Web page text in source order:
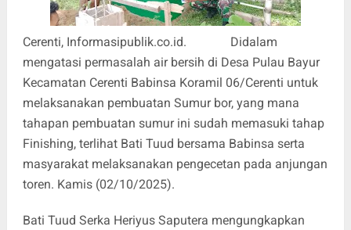
Cerenti, Informasipublik.co.id. Didalam
mengatasi permasalah air bersih di Desa Pulau Bayur
Kecamatan Cerenti Babinsa Koramil 06/Cerenti untuk
melaksanakan pembuatan Sumur bor, yang mana
tahapan pembuatan sumur ini sudah memasuki tahap
Finishing, terlihat Bati Tuud bersama Babinsa serta
masyarakat melaksanakan pengecetan pada anjungan
toren. Kamis (02/10/2025).
Bati Tuud Serka Heriyus Saputera mengungkapkan